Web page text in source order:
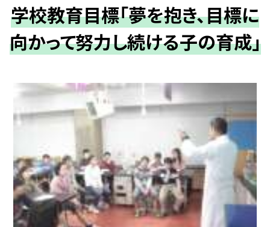
学校教育目標「夢を抱き、目標に
向かって努力し続ける子の育成」